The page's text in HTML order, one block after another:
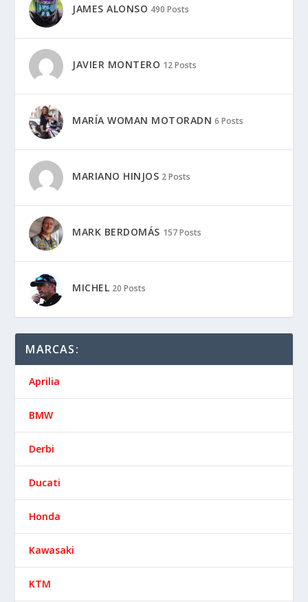
JAMES ALONSO 490 Posts
JAVIER MONTERO 12 Posts
MARÍA WOMAN MOTORADN 6 Posts
MARIANO HINJOS 2 Posts
MARK BERDOMÁS 157 Posts
MICHEL 20 Posts
MARCAS:
Aprilia
BMW
Derbi
Ducati
Honda
Kawasaki
KTM